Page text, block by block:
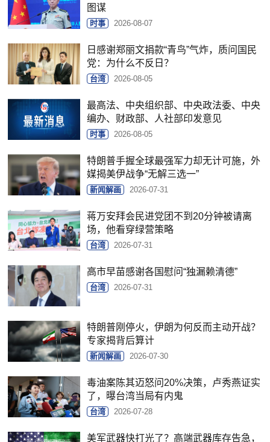
图谋
时事 2026-08-07
日感谢郑丽文捐款“青鸟”气炸，质问国民
党：为什么不反日？
台湾 2026-08-05
最高法、中央组织部、中央政法委、中央
编办、财政部、人社部印发意见
时事 2026-08-05
特朗普手握全球最强军力却无计可施，外
媒揭美伊战争“无解三选一”
新闻解画 2026-07-31
蒋万安拜会民进党团不到20分钟被请离
场，他看穿绿营策略
台湾 2026-07-31
高市早苗感谢各国慰问“独漏赖清德”
台湾 2026-07-31
特朗普刚停火，伊朗为何反而主动开战？
专家揭背后算计
新闻解画 2026-07-30
毒油案陈其迈怒问20%决策，卢秀燕证实
了，曝台湾当局有内鬼
台湾 2026-07-28
美军武器快打光了？高端武器库存告急，